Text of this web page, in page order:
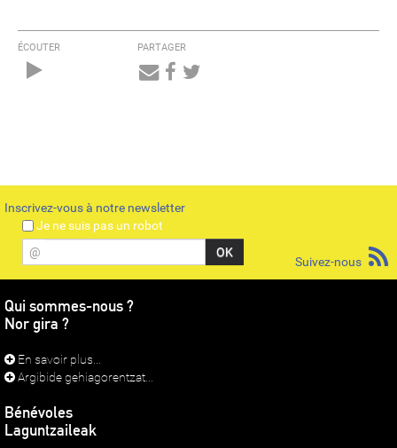
ÉCOUTER PARTAGER
Inscrivez-vous à notre newsletter
Je ne suis pas un robot
@
Suivez-nous
Qui sommes-nous ?
Nor gira ?
En savoir plus...
Argibide gehiagorentzat...
Bénévoles
Laguntzaileak